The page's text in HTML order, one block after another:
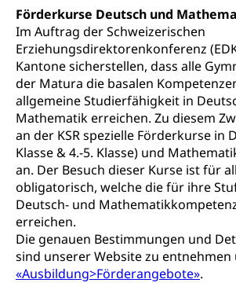
Förderkurse Deutsch und
Im Auftrag der Schweizerischen
Erziehungsdirektorenkonferenz
Kantone sicherstellen, dass alle
der Matura die basalen
allgemeine Studierfähigkeit in
Mathematik erreichen. Zu diesem
an der KSR spezielle Förderkurse in
Klasse & 4.-5. Klasse) und
an. Der Besuch dieser Kurse ist für
obligatorisch, welche die für ihre
Deutsch- und
erreichen.
Die genauen Bestimmungen und
sind unserer Website zu
«Ausbildung>Förderangebote».
Ergänzungsleistungen (EL)
AHV-Altersrente (WAS
IV-Leistungen (WAS
Menschen mit
Kultur und Medien
Archive und Bibliotheken
Bücher, Bundesarchiv,
Staatsarchiv Luzern
Zentral- und
Archiv der
Kulturelle Einrichtungen
Museen, Theater, Bibliotheken
Dienststelle Kultur
Kunst & Kultur (Luzern
Kulturförderung
Kulturpolitik, Sprachförderung,
kulturelles Angebot, Kulturerbe,
Nachwuchsförderung, Vermittlung,
Förderung, Kulturausschreibungen,
Werkbeitrag, Produktionsbeitrag,